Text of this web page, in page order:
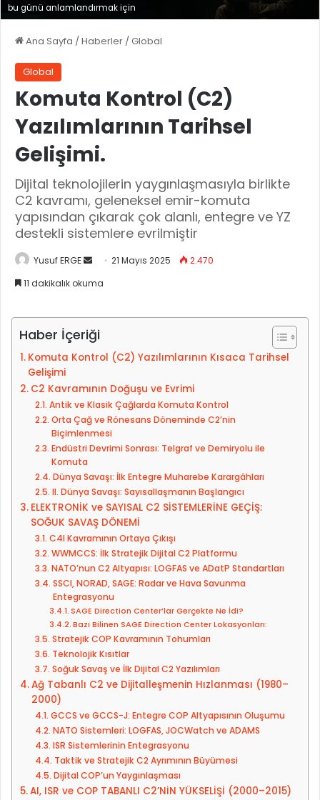
bu günü anlamlandırmak için
Ana Sayfa /Haberler /Global
Global
Komuta Kontrol (C2)
Yazılımlarının Tarihsel
Gelişimi.
Dijital teknolojilerin yaygınlaşmasıyla birlikte
C2 kavramı, geleneksel emir-komuta
yapısından çıkarak çok alanlı, entegre ve YZ
destekli sistemlere evrilmiştir
Yusuf ERGE
-
p
o
g
ö
d
r
m
e
k
21 Mayıs 2025
2.470
11 dakikalık okuma
Haber İçeriği
Komuta Kontrol (C2) Yazılımlarının Kısaca Tarihsel
Gelişimi
C2 Kavramının Doğuşu ve Evrimi
Antik ve Klasik Çağlarda Komuta Kontrol
Orta Çağ ve Rönesans Döneminde C2’nin
Biçimlenmesi
Endüstri Devrimi Sonrası: Telgraf ve Demiryolu ile
Komuta
Dünya Savaşı: İlk Entegre Muharebe Karargâhları
II. Dünya Savaşı: Sayısallaşmanın Başlangıcı
ELEKTRONİK ve SAYISAL C2 SİSTEMLERİNE GEÇİŞ:
SOĞUK SAVAŞ DÖNEMİ
C4I Kavramının Ortaya Çıkışı
WWMCCS: İlk Stratejik Dijital C2 Platformu
NATO’nun C2 Altyapısı: LOGFAS ve ADatP Standartları
SSCI, NORAD, SAGE: Radar ve Hava Savunma
Entegrasyonu
SAGE Direction Center’lar Gerçekte Ne İdi?
Bazı Bilinen SAGE Direction Center Lokasyonları:
Stratejik COP Kavramının Tohumları
Teknolojik Kısıtlar
Soğuk Savaş ve İlk Dijital C2 Yazılımları
Ağ Tabanlı C2 ve Dijitalleşmenin Hızlanması (1980–
2000)
GCCS ve GCCS-J: Entegre COP Altyapısının Oluşumu
NATO Sistemleri: LOGFAS, JOCWatch ve ADAMS
ISR Sistemlerinin Entegrasyonu
Taktik ve Stratejik C2 Ayrımının Büyümesi
Dijital COP’un Yaygınlaşması
AI, ISR ve COP TABANLI C2’NİN YÜKSELİŞİ (2000–2015)